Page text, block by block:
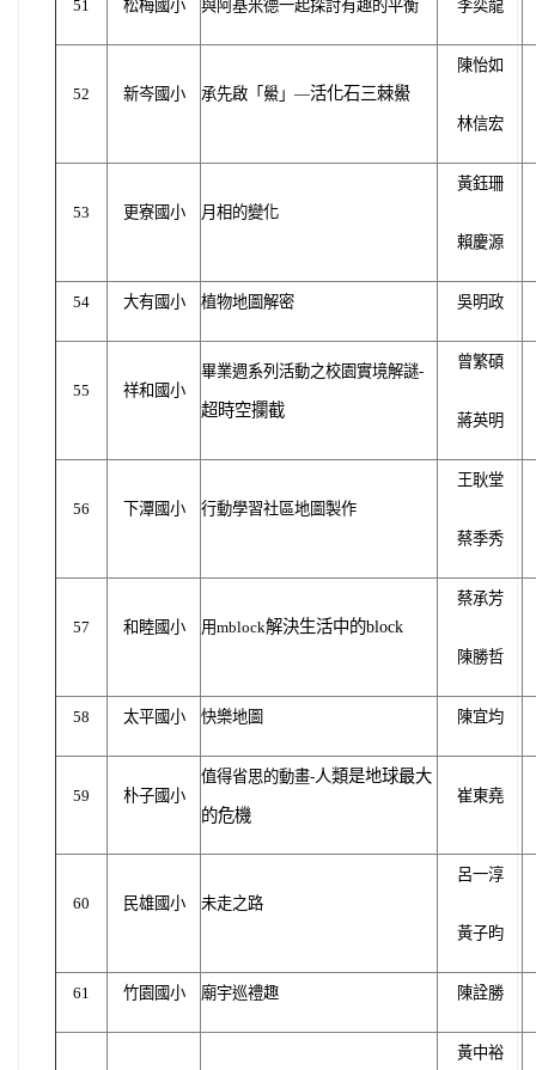
51 松梅國小 與阿基米德一起探討有趣的平衡 李奕龍
52 新岑國小 承先啟「鱟」—活化石三棘鱟
陳怡如
林信宏
53 更寮國小 月相的變化
黃鈺珊
賴慶源
54 大有國小 植物地圖解密 吳明政
55 祥和國小
畢業週系列活動之校園實境解謎-
超時空攔截
曾繁碩
蔣英明
56 下潭國小 行動學習社區地圖製作
王耿堂
蔡季秀
57 和睦國小 用mblock解決生活中的block
蔡承芳
陳勝哲
58 太平國小 快樂地圖 陳宜均
59 朴子國小
值得省思的動畫-人類是地球最大
的危機
崔東堯
60 民雄國小 未走之路
呂一淳
黃子昀
61 竹園國小 廟宇巡禮趣 陳詮勝
黃中裕